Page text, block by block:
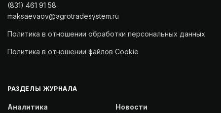
(831) 461 91 58
maksaevaov@agrotradesystem.ru
Политика в отношении обработки персональных данных
Политика в отношении файлов Cookie
РАЗДЕЛЫ ЖУРНАЛА
Аналитика
Новости